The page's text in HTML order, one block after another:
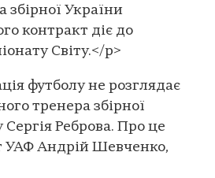
збірної України
контракт діє до
Світу.</p>
футболу не розглядає
тренера збірної
Реброва. Про це
УАФ Андрій Шевченко,